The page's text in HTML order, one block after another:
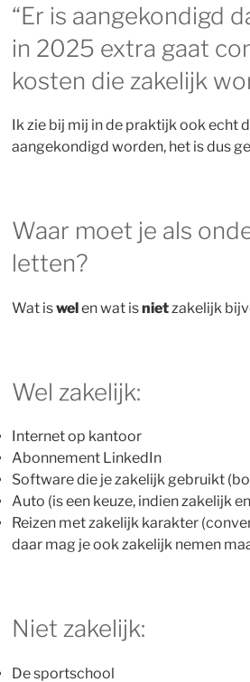
“Er is aangekondigd
in 2025 extra gaat
kosten die zakelijk
Ik zie bij mij in de praktijk ook echt
aangekondigd worden, het is dus
Waar moet je als
letten?
Wat iswelen wat isniet zakelijk
Wel zakelijk:
Internet op kantoor
Abonnement LinkedIn
Software die je zakelijk gebruikt
Auto (is een keuze, indien zakelijk
Reizen met zakelijk karakter
daar mag je ook zakelijk nemen
Niet zakelijk:
De sportschool